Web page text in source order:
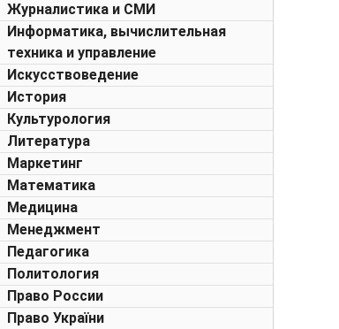
Журналистика и СМИ
Информатика, вычислительная
техника и управление
Искусствоведение
История
Культурология
Литература
Маркетинг
Математика
Медицина
Менеджмент
Педагогика
Политология
Право России
Право України